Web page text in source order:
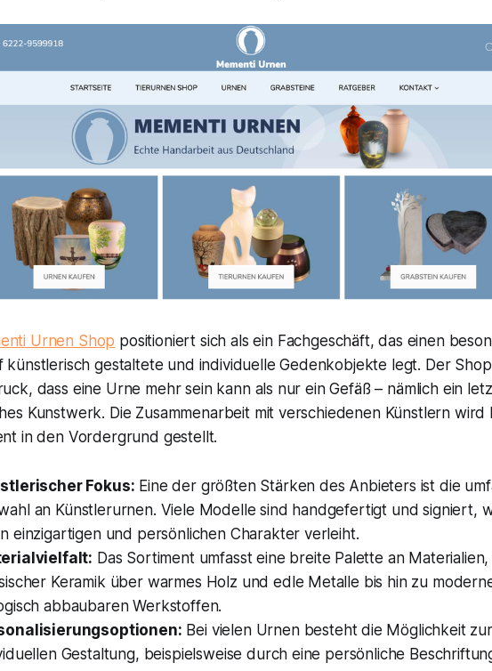
Urnen Shop positioniert sich als ein Fachgeschäft, das einen
künstlerisch gestaltete und individuelle Gedenkobjekte legt. Der
dass eine Urne mehr sein kann als nur ein Gefäß – nämlich ein
Kunstwerk. Die Zusammenarbeit mit verschiedenen Künstlern wird
in den Vordergrund gestellt.
Fokus: Eine der größten Stärken des Anbieters ist die
an Künstlerurnen. Viele Modelle sind handgefertigt und signiert,
einzigartigen und persönlichen Charakter verleiht.
Das Sortiment umfasst eine breite Palette an
Keramik über warmes Holz und edle Metalle bis hin zu
abbaubaren Werkstoffen.
Bei vielen Urnen besteht die Möglichkeit zur
Gestaltung, beispielsweise durch eine persönliche